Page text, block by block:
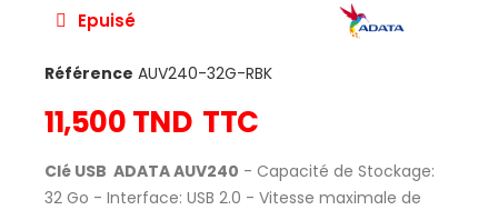
Epuisé
Référence AUV240-32G-RBK
11,500 TND TTC
Clé USB ADATA AUV240 - Capacité de Stockage:
32 Go - Interface: USB 2.0 - Vitesse maximale de